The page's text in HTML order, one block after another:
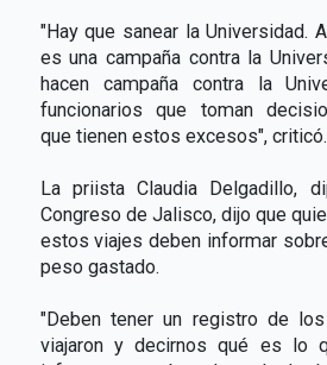
"Hay que sanear la Universidad.
es una campaña contra la
hacen campaña contra la
funcionarios que toman
que tienen estos excesos", criticó.
La priista Claudia Delgadillo,
Congreso de Jalisco, dijo que
estos viajes deben informar
peso gastado.
"Deben tener un registro de
viajaron y decirnos qué es lo